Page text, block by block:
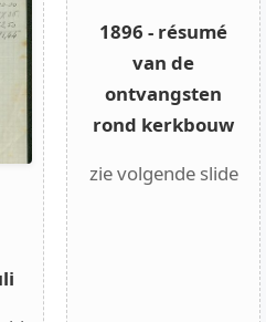
1896 - résumé
van de
ontvangsten
rond kerkbouw
zie volgende slide